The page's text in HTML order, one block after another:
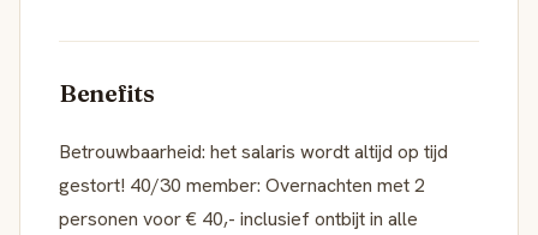
Benefits
Betrouwbaarheid: het salaris wordt altijd op tijd
gestort! 40/30 member: Overnachten met 2
personen voor € 40,- inclusief ontbijt in alle